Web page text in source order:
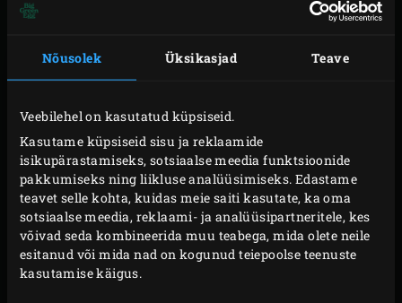
Nõusolek Üksikasjad Teave
Veebilehel on kasutatud küpsiseid.
Kasutame küpsiseid sisu ja reklaamide
isikupärastamiseks, sotsiaalse meedia funktsioonide
pakkumiseks ning liikluse analüüsimiseks. Edastame
teavet selle kohta, kuidas meie saiti kasutate, ka oma
sotsiaalse meedia, reklaami- ja analüüsipartneritele, kes
võivad seda kombineerida muu teabega, mida olete neile
esitanud või mida nad on kogunud teiepoolse teenuste
kasutamise käigus.
ja kõige peale säti
roostevabast terasest rest. Kuumuta EGGi, kuni
temperatuur on 120 °C.
kerged ristilõiked. Koor küüslauk ja haki peeneks.
Eemalda tüümianioksalt lehed ja rosmariinilt
okkad ning haki need peeneks. Sega pipar soola ja
jahvatatud köömnetega.
Pintselda sea kõhutükk igast küljest oliiviõliga ja
puista peale maitsesegu. Hõõru maitsed lihasse.
Pane lihatükk töölauale, rasvane pool üleval.